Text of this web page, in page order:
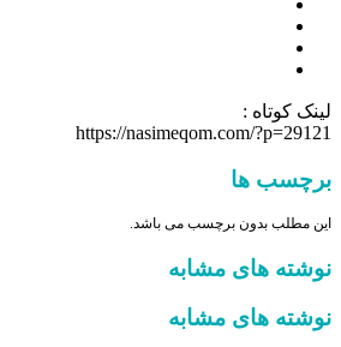
لینک کوتاه :
https://nasimeqom.com/?p=29121
برچسب ها
این مطلب بدون برچسب می باشد.
نوشته های مشابه
نوشته های مشابه